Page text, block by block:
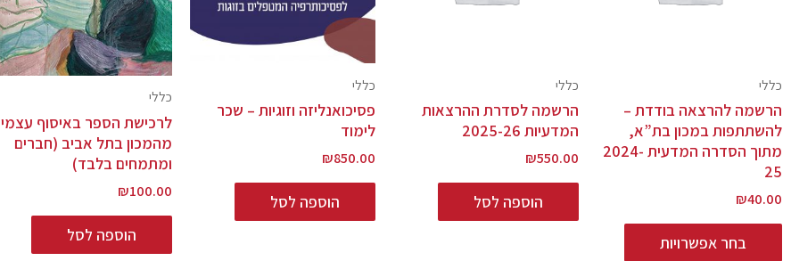
כללי
הרשמה להרצאה בודדת –
להשתתפות במכון בת”א,
מתוך הסדרה המדעית 2024-
25
₪40.00
בחר אפשרויות
כללי
הרשמה לסדרת ההרצאות
המדעיות 2025-26
₪550.00
הוספה לסל
כללי
פסיכואנליזה וזוגיות – שכר
לימוד
₪850.00
הוספה לסל
כללי
לרכישת הספר באיסוף עצמי
מהמכון בתל אביב (חברים
ומתמחים בלבד)
₪100.00
הוספה לסל